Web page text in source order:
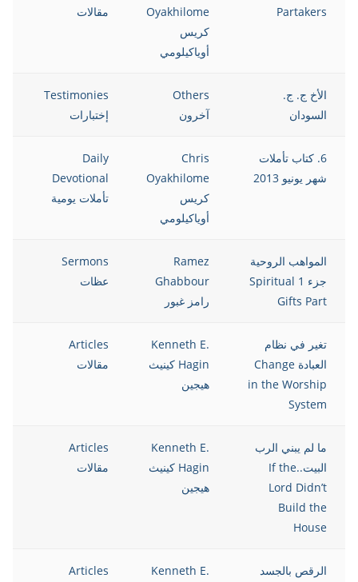
Partakers
Oyakhilome
كريس
أوياكيلومي
مقالات
الأخ ج. ج.
السودان
Others
آخرون
Testimonies
إختبارات
6. كتاب تأملات
شهر يونيو 2013
Chris
Oyakhilome
كريس
أوياكيلومي
Daily
Devotional
تأملات يومية
المواهب الروحية
جزء 1 Spiritual
Gifts Part
Ramez
Ghabbour
رامز غبور
Sermons
عظات
تغير في نظام
العبادة Change
in the Worship
System
Kenneth E.
Hagin كينيث
هيجين
Articles
مقالات
ما لم يبني الرب
البيت..If the
Lord Didn’t
Build the
House
Kenneth E.
Hagin كينيث
هيجين
Articles
مقالات
الرقص بالجسد
Kenneth E.
Articles